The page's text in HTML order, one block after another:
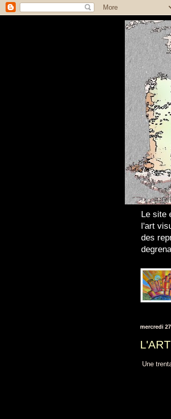
Le site
l'art
des
mercredi
Une